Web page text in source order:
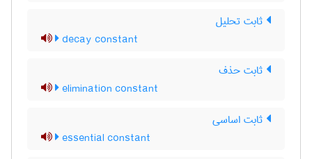
ثابت تحلیل
decay constant
ثابت حذف
elimination constant
ثابت اساسی
essential constant